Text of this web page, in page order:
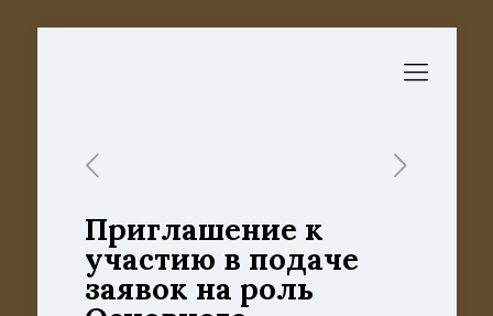
Приглашение к
участию в подаче
заявок на роль